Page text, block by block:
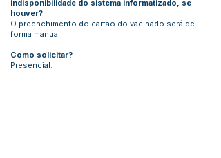
indisponibilidade do sistema informatizado, se
houver?
O preenchimento do cartão do vacinado será de
forma manual.
Como solicitar?
Presencial.